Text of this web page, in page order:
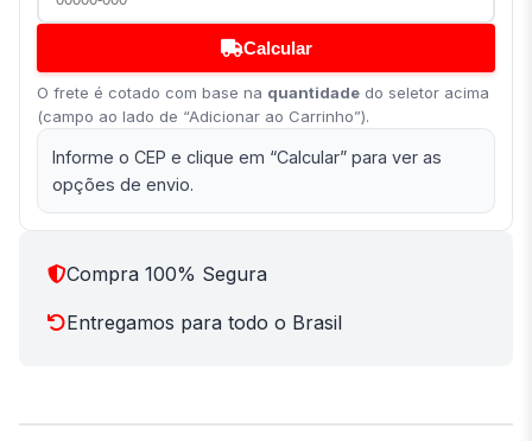
Calcular
O frete é cotado com base na quantidade do seletor acima
(campo ao lado de “Adicionar ao Carrinho”).
Informe o CEP e clique em “Calcular” para ver as
opções de envio.
Compra 100% Segura
Entregamos para todo o Brasil